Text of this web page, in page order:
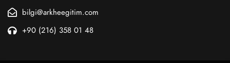
bilgi@arkheegitim.com
+90 (216) 358 01 48